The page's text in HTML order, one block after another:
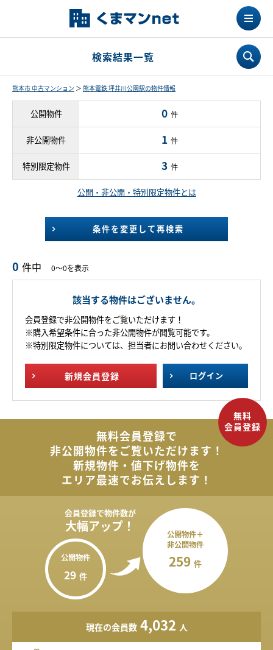
検索結果一覧
熊本市 中古マンション ＞ 熊本電鉄 坪井川公園駅の物件情報
公開物件 0 件
非公開物件 1 件
特別限定物件 3 件
公開・非公開・特別限定物件とは
条件を変更して再検索
0 件中 0～0を表示
該当する物件はございません。
会員登録で非公開物件をご覧いただけます！
※購入希望条件に合った非公開物件が閲覧可能です。
※特別限定物件については、担当者にお問い合わせください。
新規会員登録 ログイン
無料会員登録で
非公開物件をご覧いただけます！
新規物件・値下げ物件を
エリア最速でお伝えします！
会員登録で物件数が
大幅アップ！
公開物件
29 件
公開物件＋
非公開物件
259 件
現在の会員数 4,032 人